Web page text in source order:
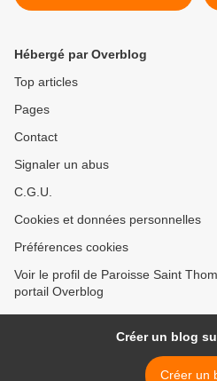
Hébergé par Overblog
Top articles
Pages
Contact
Signaler un abus
C.G.U.
Cookies et données personnelles
Préférences cookies
Voir le profil de Paroisse Saint
portail Overblog
Créer un blog
Créer un